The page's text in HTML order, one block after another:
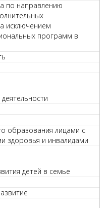
по направлению
исключением
программ в
образования лицами с
здоровья и инвалидами
детей в семье